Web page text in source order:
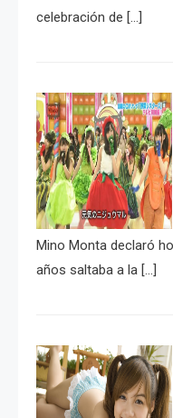
celebración de […]
Mino Monta declaró
años saltaba a la […]